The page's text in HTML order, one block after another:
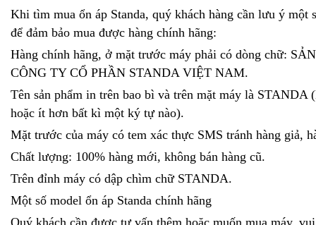
Khi tìm mua ổn áp Standa, quý khách hàng cần lưu ý một
để đảm bảo mua được hàng chính hãng:
Hàng chính hãng, ở mặt trước máy phải có dòng chữ:
CÔNG TY CỔ PHẦN STANDA VIỆT NAM.
Tên sản phẩm in trên bao bì và trên mặt máy là STANDA
hoặc ít hơn bất kì một ký tự nào).
Mặt trước của máy có tem xác thực SMS tránh hàng giả,
Chất lượng: 100% hàng mới, không bán hàng cũ.
Trên đỉnh máy có dập chìm chữ STANDA.
Một số model ổn áp Standa chính hãng
Quý khách cần được tư vấn thêm hoặc muốn mua máy,